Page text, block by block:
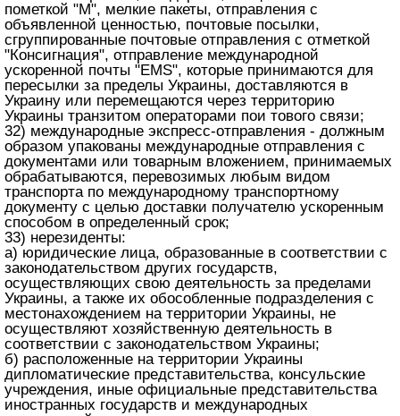
пометкой "М", мелкие пакеты, отправления с
объявленной ценностью, почтовые посылки,
сгруппированные почтовые отправления с отметкой
"Консигнация", отправление международной
ускоренной почты "EMS", которые принимаются для
пересылки за пределы Украины, доставляются в
Украину или перемещаются через территорию
Украины транзитом операторами пои тового связи;
32) международные экспресс-отправления - должным
образом упакованы международные отправления с
документами или товарным вложением, принимаемых
обрабатываются, перевозимых любым видом
транспорта по международному транспортному
документу с целью доставки получателю ускоренным
способом в определенный срок;
33) нерезиденты:
а) юридические лица, образованные в соответствии с
законодательством других государств,
осуществляющих свою деятельность за пределами
Украины, а также их обособленные подразделения с
местонахождением на территории Украины, не
осуществляют хозяйственную деятельность в
соответствии с законодательством Украины;
б) расположенные на территории Украины
дипломатические представительства, консульские
учреждения, иные официальные представительства
иностранных государств и международных